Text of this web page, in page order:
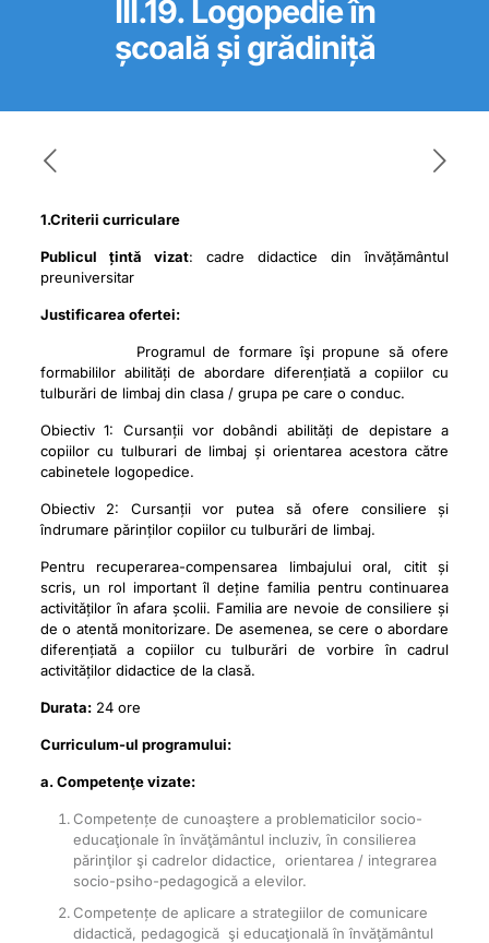
III.19. Logopedie în
școală și grădiniță
1.Criterii curriculare
Publicul țintă vizat: cadre didactice din învățământul
preuniversitar
Justificarea ofertei:
Programul de formare îşi propune să ofere
formabililor abilități de abordare diferențiată a copiilor cu
tulburări de limbaj din clasa / grupa pe care o conduc.
Obiectiv 1: Cursanții vor dobândi abilități de depistare a
copiilor cu tulburari de limbaj și orientarea acestora către
cabinetele logopedice.
Obiectiv 2: Cursanții vor putea să ofere consiliere și
îndrumare părinților copiilor cu tulburări de limbaj.
Pentru recuperarea-compensarea limbajului oral, citit și
scris, un rol important îl deține familia pentru continuarea
activităților în afara școlii. Familia are nevoie de consiliere și
de o atentă monitorizare. De asemenea, se cere o abordare
diferențiată a copiilor cu tulburări de vorbire în cadrul
activităților didactice de la clasă.
Durata:24 ore
Curriculum-ul programului:
a. Competenţe vizate:
Competențe de cunoaştere a problematicilor socio-
educaţionale în învăţământul incluziv, în consilierea
părinţilor şi cadrelor didactice, orientarea / integrarea
socio-psiho-pedagogică a elevilor.
Competențe de aplicare a strategiilor de comunicare
didactică, pedagogică şi educaţională în învăţământul